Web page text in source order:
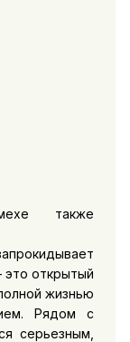
также
это открытый
жизнью
Рядом с
серьезным,